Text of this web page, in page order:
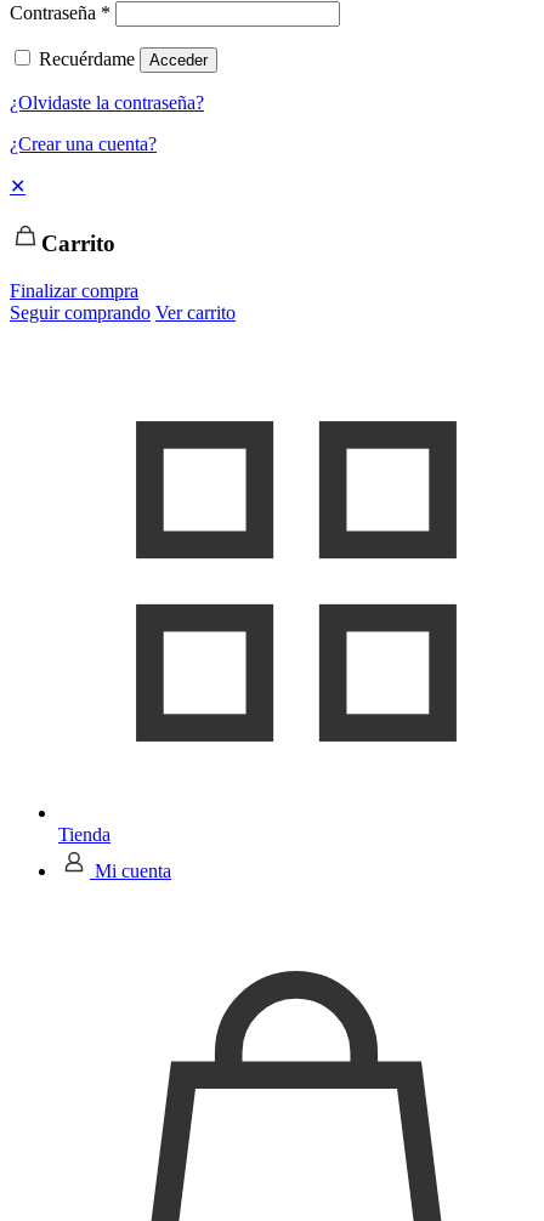
Contraseña *
Recuérdame Acceder
¿Olvidaste la contraseña?
¿Crear una cuenta?
✕
Carrito
Finalizar compra
Seguir comprando Ver carrito
Tienda
Mi cuenta